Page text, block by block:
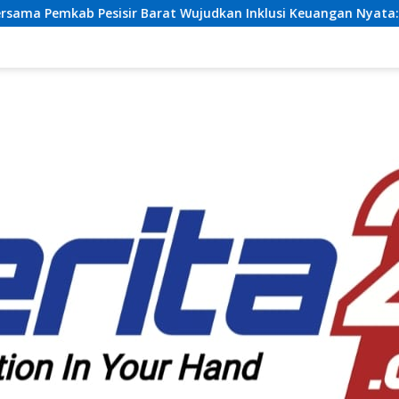
Wujudkan Inklusi Keuangan Nyata: 150 Guru dan Tenaga